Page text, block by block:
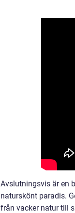
Avslutningsvis är en
naturskönt paradis.
från vacker natur till